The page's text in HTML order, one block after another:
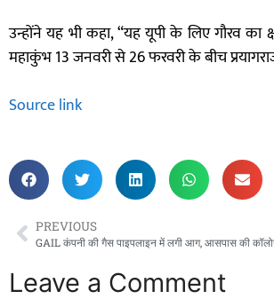
उन्होंने यह भी कहा, “यह यूपी के लिए गौरव
महाकुंभ 13 जनवरी से 26 फरवरी के बीच
Source link
PREVIOUS
GAIL कंपनी की गैस पाइपलाइन में लगी आग, आसपास की
Leave a Comment